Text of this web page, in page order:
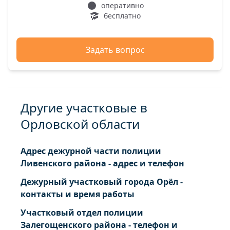
Санатория поселок
Селихово деревня
Сидячее деревня
Спесивцево деревня
оперативно
бесплатно
Задать вопрос
Другие участковые в
Орловской области
Адрес дежурной части полиции
Ливенского района - адрес и телефон
Дежурный участковый города Орёл -
контакты и время работы
Участковый отдел полиции
Залегощенского района - телефон и